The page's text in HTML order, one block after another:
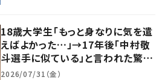
18歳大学生「もっと身なりに気を遣
えばよかった…」→17年後「中村敬
斗選手に似ている」と言われた驚き
の変化に「垢抜けとはこのことか！」
2026/07/31（金）